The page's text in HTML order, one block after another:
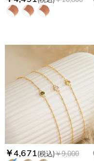
￥4,671(税込)￥9,000